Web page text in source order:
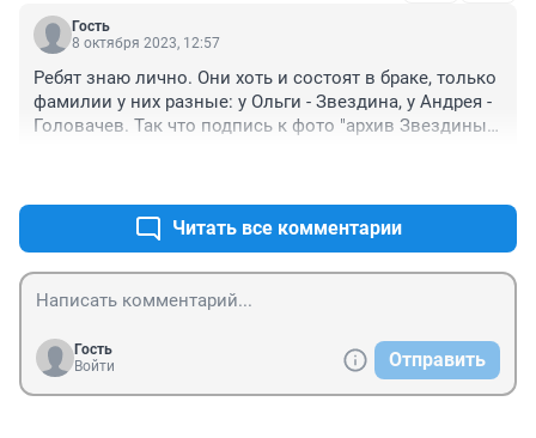
Гость
8 октября 2023, 12:57
Ребят знаю лично. Они хоть и состоят в браке, только
фамилии у них разные: у Ольги - Звездина, у Андрея -
Головачев. Так что подпись к фото "архив Звездиных"
Читать все комментарии
Гость
Войти
Отправить